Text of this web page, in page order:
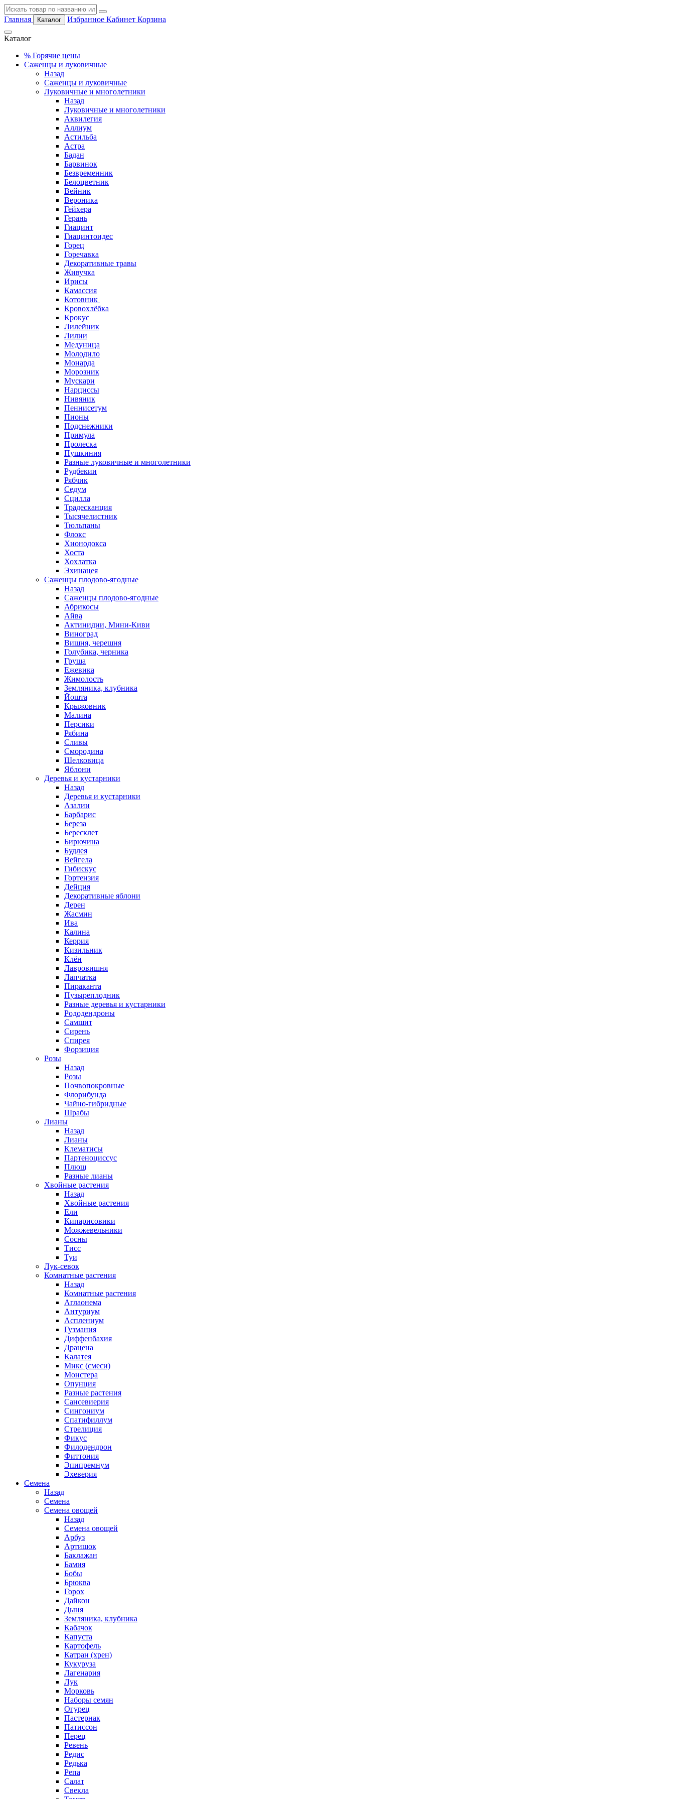
Главная Каталог Избранное Кабинет Корзина
Каталог
% Горячие цены
Саженцы и луковичные
Назад
Саженцы и луковичные
Луковичные и многолетники
Назад
Луковичные и многолетники
Аквилегия
Аллиум
Астильба
Астра
Бадан
Барвинок
Безвременник
Белоцветник
Вейник
Вероника
Гейхера
Герань
Гиацинт
Гиацинтоидес
Горец
Горечавка
Декоративные травы
Живучка
Ирисы
Камассия
Котовник
Кровохлёбка
Крокус
Лилейник
Лилии
Медуница
Молодило
Монарда
Морозник
Мускари
Нарциссы
Нивяник
Пеннисетум
Пионы
Подснежники
Примула
Пролеска
Пушкиния
Разные луковичные и многолетники
Рудбекии
Рябчик
Седум
Сцилла
Традесканция
Тысячелистник
Тюльпаны
Флокс
Хионодокса
Хоста
Хохлатка
Эхинацея
Саженцы плодово-ягодные
Назад
Саженцы плодово-ягодные
Абрикосы
Айва
Актинидии, Мини-Киви
Виноград
Вишня, черешня
Голубика, черника
Груша
Ежевика
Жимолость
Земляника, клубника
Йошта
Крыжовник
Малина
Персики
Рябина
Сливы
Смородина
Шелковица
Яблони
Деревья и кустарники
Назад
Деревья и кустарники
Азалии
Барбарис
Береза
Бересклет
Бирючина
Будлея
Вейгела
Гибискус
Гортензия
Дейция
Декоративные яблони
Дерен
Жасмин
Ива
Калина
Керрия
Кизильник
Клён
Лавровишня
Лапчатка
Пираканта
Пузыреплодник
Разные деревья и кустарники
Рододендроны
Самшит
Сирень
Спирея
Форзиция
Розы
Назад
Розы
Почвопокровные
Флорибунда
Чайно-гибридные
Шрабы
Лианы
Назад
Лианы
Клематисы
Партеноциссус
Плющ
Разные лианы
Хвойные растения
Назад
Хвойные растения
Ели
Кипарисовики
Можжевельники
Сосны
Тисс
Туи
Лук-севок
Комнатные растения
Назад
Комнатные растения
Аглаонема
Антуриум
Асплениум
Гузмания
Диффенбахия
Драцена
Калатея
Микс (смеси)
Монстера
Опунция
Разные растения
Сансевиерия
Сингониум
Спатифиллум
Стрелиция
Фикус
Филодендрон
Фиттония
Эпипремнум
Эхеверия
Семена
Назад
Семена
Семена овощей
Назад
Семена овощей
Арбуз
Артишок
Баклажан
Бамия
Бобы
Брюква
Горох
Дайкон
Дыня
Земляника, клубника
Кабачок
Капуста
Картофель
Катран (хрен)
Кукуруза
Лагенария
Лук
Морковь
Наборы семян
Огурец
Пастернак
Патиссон
Перец
Ревень
Редис
Редька
Репа
Салат
Свекла